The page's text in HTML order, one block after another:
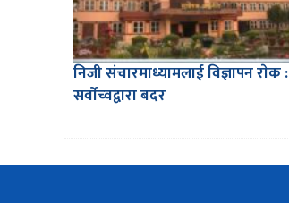
निजी संचारमाध्यामलाई विज्ञापन राेक :
सर्वाेच्वद्वारा बदर